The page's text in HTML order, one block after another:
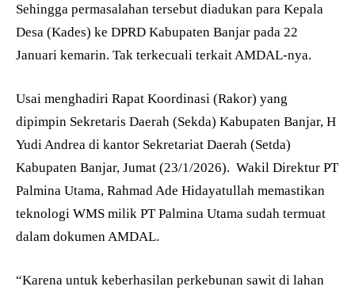
Sehingga permasalahan tersebut diadukan para Kepala
Desa (Kades) ke DPRD Kabupaten Banjar pada 22
Januari kemarin. Tak terkecuali terkait AMDAL-nya.
Usai menghadiri Rapat Koordinasi (Rakor) yang
dipimpin Sekretaris Daerah (Sekda) Kabupaten Banjar, H
Yudi Andrea di kantor Sekretariat Daerah (Setda)
Kabupaten Banjar, Jumat (23/1/2026). Wakil Direktur PT
Palmina Utama, Rahmad Ade Hidayatullah memastikan
teknologi WMS milik PT Palmina Utama sudah termuat
dalam dokumen AMDAL.
“Karena untuk keberhasilan perkebunan sawit di lahan